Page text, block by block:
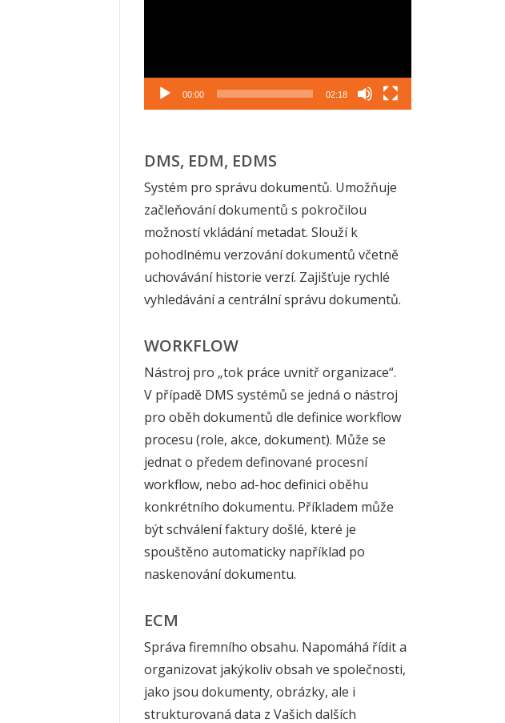
00:00 02:18
DMS, EDM, EDMS
Systém pro správu dokumentů. Umožňuje
začleňování dokumentů s pokročilou
možností vkládání metadat. Slouží k
pohodlnému verzování dokumentů včetně
uchovávání historie verzí. Zajišťuje rychlé
vyhledávání a centrální správu dokumentů.
WORKFLOW
Nástroj pro „tok práce uvnitř organizace“.
V případě DMS systémů se jedná o nástroj
pro oběh dokumentů dle definice workflow
procesu (role, akce, dokument). Může se
jednat o předem definované procesní
workflow, nebo ad-hoc definici oběhu
konkrétního dokumentu. Příkladem může
být schválení faktury došlé, které je
spouštěno automaticky například po
naskenování dokumentu.
ECM
Správa firemního obsahu. Napomáhá řídit a
organizovat jakýkoliv obsah ve společnosti,
jako jsou dokumenty, obrázky, ale i
strukturovaná data z Vašich dalších